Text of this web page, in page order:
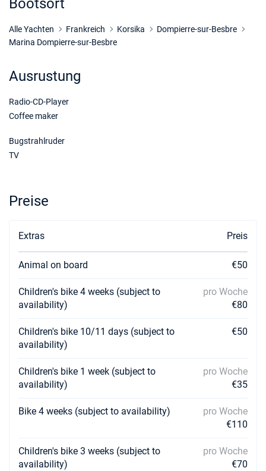
Bootsort
Alle Yachten Frankreich Korsika
Dompierre-sur-Besbre
Marina Dompierre-sur-Besbre
Ausrustung
Radio-CD-Player
Coffee maker
Bugstrahlruder
TV
Preise
Extras Preis
Animal on board €50
Children's bike 4 weeks (subject to
availability)
pro Woche
€80
Children's bike 10/11 days (subject to
availability)
€50
Children's bike 1 week (subject to
availability)
pro Woche
€35
Bike 4 weeks (subject to availability)
pro Woche
€110
Children's bike 3 weeks (subject to
availability)
pro Woche
€70